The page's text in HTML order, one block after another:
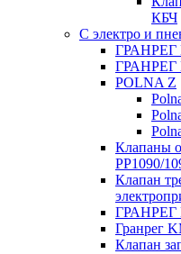
КБЧ
С электро и
ГРАНРЕГ
ГРАНРЕГ
POLNA Z
Клапаны
PP1090/
Клапан
ГРАНРЕГ
Гранрег
Клапан